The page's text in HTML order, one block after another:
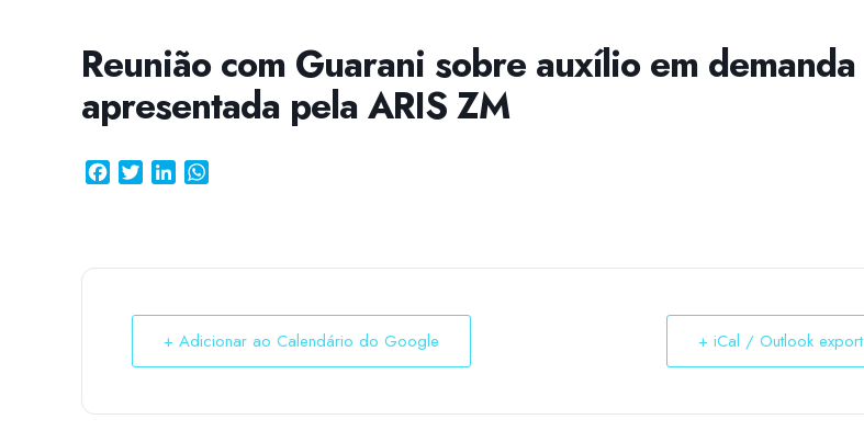
Reunião com Guarani sobre auxílio em demanda
apresentada pela ARIS ZM
FacebookTwitterLinkedIn
+ Adicionar ao Calendário do Google + iCal / Outlook export